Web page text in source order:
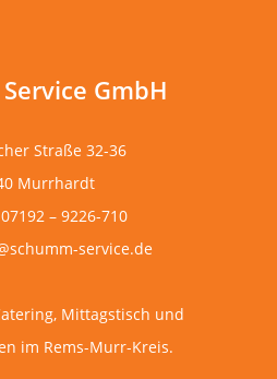
GmbH
Straße 32-36
Murrhardt
– 9226-710
service.de
Mittagstisch und
im Rems-Murr-Kreis.